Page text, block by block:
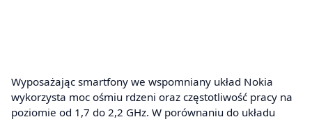
Wyposażając smartfony we wspomniany układ Nokia
wykorzysta moc ośmiu rdzeni oraz częstotliwość pracy na
poziomie od 1,7 do 2,2 GHz. W porównaniu do układu